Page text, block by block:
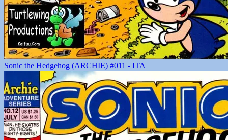
Sonic the Hedgehog (ARCHIE) #011 - ITA